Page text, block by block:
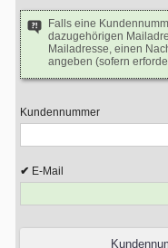
Falls eine
dazugehörigen
Mailadresse, einen
angeben (sofern
Kundennummer
E-Mail